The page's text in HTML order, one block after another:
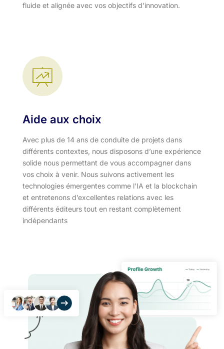
fluide et alignée avec vos objectifs d'innovation.​
Aide aux choix
Avec plus de 14 ans de conduite de projets dans
différents contextes, nous disposons d’une expérience
solide nous permettant de vous accompagner dans
vos choix à venir. Nous suivons activement les
technologies émergentes comme l’IA et la blockchain
et entretenons d’excellentes relations avec les
différents éditeurs tout en restant complètement
indépendants